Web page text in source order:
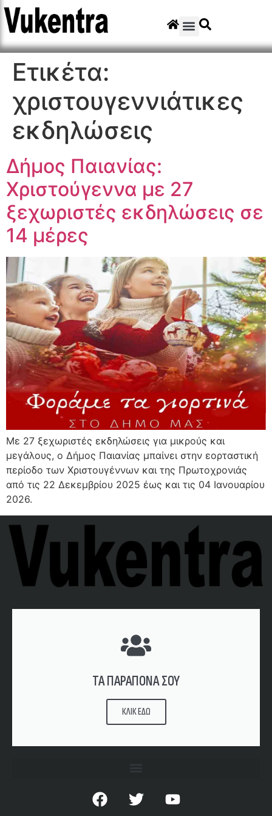
Ετικέτα:
χριστουγεννιάτικες
εκδηλώσεις
Δήμος Παιανίας:
Χριστούγεννα με 27
ξεχωριστές εκδηλώσεις σε
14 μέρες
Με 27 ξεχωριστές εκδηλώσεις για μικρούς και
μεγάλους, ο Δήμος Παιανίας μπαίνει στην εορταστική
περίοδο των Χριστουγέννων και της Πρωτοχρονιάς
από τις 22 Δεκεμβρίου 2025 έως και τις 04 Ιανουαρίου
2026.
ΤΑ ΠΑΡΑΠΟΝΑ ΣΟΥ
ΚΛΙΚ ΕΔΩ